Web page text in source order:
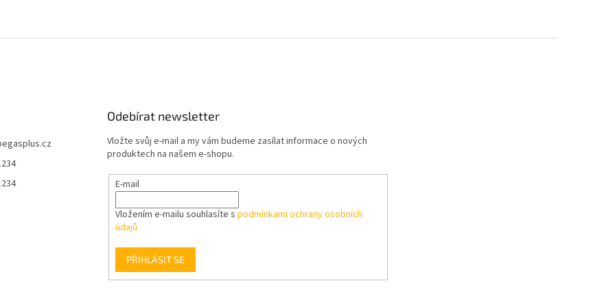
Odebírat newsletter
Vložte svůj e-mail a my vám budeme zasílat informace o nových
produktech na našem e-shopu.
E-mail
Vložením e-mailu souhlasíte s podmínkami ochrany osobních
údajů
PŘIHLÁSIT SE